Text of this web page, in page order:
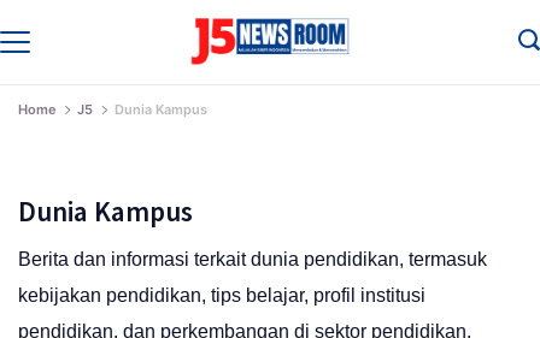
to
✔️
Home J5 Dunia Kampus
Dunia Kampus
Berita dan informasi terkait dunia pendidikan, termasuk
kebijakan pendidikan, tips belajar, profil institusi
pendidikan, dan perkembangan di sektor pendidikan.